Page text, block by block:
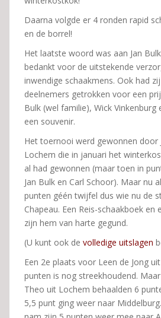
Daarna volgde er 4 ronden rapid
en de borrel!
Het laatste woord was aan Jan
bedankt voor de uitstekende
inwendige schaakmens. Ook had
deelnemers getrokken voor een
Bulk (wel familie), Wick Vinkenburg
een souvenir.
Het toernooi werd gewonnen door
Lochem die in januari het
al had gewonnen (maar toen in
Jan Bulk en Carl Schoor). Maar nu
punten géén twijfel dus wie nu de
Chapeau. Een Reis-schaakboek en
zijn hem van harte gegund.
(U kunt ook de volledige uitslagen
Een 2e plaats voor Leen de Jong
punten is nog streekhoudend.
Theo uit Lochem behaalden 6
5,5 punt ging weer naar